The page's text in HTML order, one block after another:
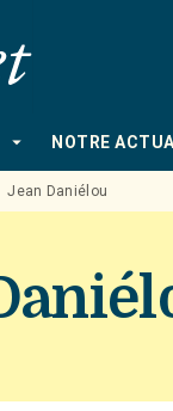
arrow_drop_down NOTRE
Jean Daniélou